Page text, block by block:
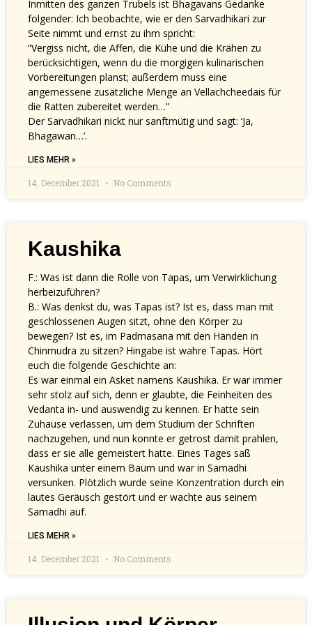
Inmitten des ganzen Trubels ist Bhagavans Gedanke
folgender: Ich beobachte, wie er den Sarvadhikari zur
Seite nimmt und ernst zu ihm spricht:
“Vergiss nicht, die Affen, die Kühe und die Krähen zu
berücksichtigen, wenn du die morgigen kulinarischen
Vorbereitungen planst; außerdem muss eine
angemessene zusätzliche Menge an Vellachcheedais für
die Ratten zubereitet werden…”
Der Sarvadhikari nickt nur sanftmütig und sagt: ‘Ja,
Bhagawan…’.
LIES MEHR »
14. December 2021 No Comments
Kaushika
F.: Was ist dann die Rolle von Tapas, um Verwirklichung
herbeizuführen?
B.: Was denkst du, was Tapas ist? Ist es, dass man mit
geschlossenen Augen sitzt, ohne den Körper zu
bewegen? Ist es, im Padmasana mit den Händen in
Chinmudra zu sitzen? Hingabe ist wahre Tapas. Hört
euch die folgende Geschichte an:
Es war einmal ein Asket namens Kaushika. Er war immer
sehr stolz auf sich, denn er glaubte, die Feinheiten des
Vedanta in- und auswendig zu kennen. Er hatte sein
Zuhause verlassen, um dem Studium der Schriften
nachzugehen, und nun konnte er getrost damit prahlen,
dass er sie alle gemeistert hatte. Eines Tages saß
Kaushika unter einem Baum und war in Samadhi
versunken. Plötzlich wurde seine Konzentration durch ein
lautes Geräusch gestört und er wachte aus seinem
Samadhi auf.
LIES MEHR »
14. December 2021 No Comments